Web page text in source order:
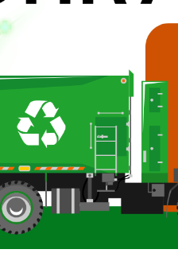
Почесні